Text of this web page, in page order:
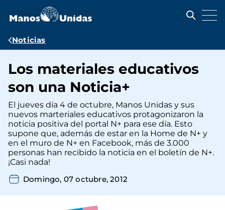
contenido
Ruta
navegación
Noticias
Los materiales educativos
son una Noticia+
El jueves día 4 de octubre, Manos Unidas y sus
nuevos marteriales educativos protagonizaron la
noticia positiva del portal N+ para ese día. Esto
supone que, además de estar en la Home de N+ y
en el muro de N+ en Facebook, más de 3.000
personas han recibido la noticia en el boletín de N+.
¡Casi nada!
Domingo, 07 octubre, 2012